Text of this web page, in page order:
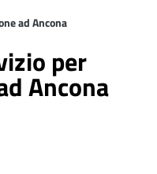
ad Ancona
per
Ancona